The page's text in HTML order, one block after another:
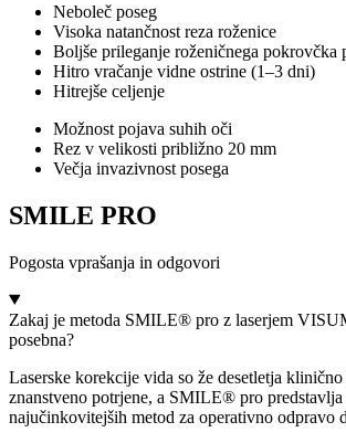
Neboleč poseg
Visoka natančnost reza roženice
Boljše prileganje roženičnega pokrovčka
Hitro vračanje vidne ostrine (1–3 dni)
Hitrejše celjenje
Možnost pojava suhih oči
Rez v velikosti približno 20 mm
Večja invazivnost posega
SMILE PRO
Pogosta vprašanja in odgovori
Zakaj je metoda SMILE® pro z laserjem
posebna?
Laserske korekcije vida so že desetletja
znanstveno potrjene, a SMILE® pro
najučinkovitejših metod za operativno odpravo